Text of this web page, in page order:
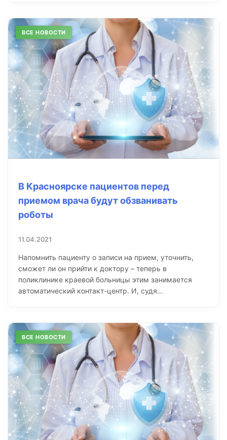
ВСЕ НОВОСТИ
В Красноярске пациентов перед
приемом врача будут обзванивать
роботы
11.04.2021
Напомнить пациенту о записи на прием, уточнить,
сможет ли он прийти к доктору – теперь в
поликлинике краевой больницы этим занимается
автоматический контакт-центр. И, судя…
ВСЕ НОВОСТИ